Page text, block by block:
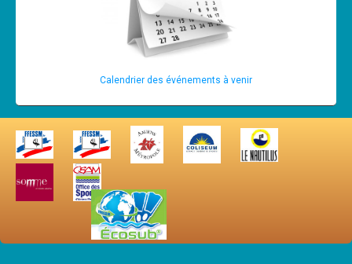
Niveau 1
Niveau 2
Niveau 3
Calendrier des événements à venir